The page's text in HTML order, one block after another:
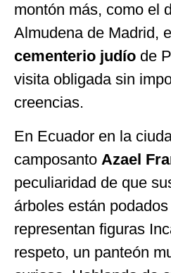
montón más, como el
Almudena de Madrid,
cementerio judío de
visita obligada sin
creencias.
En Ecuador en la
camposanto Azael
peculiaridad de que
árboles están
representan figuras
respeto, un panteón